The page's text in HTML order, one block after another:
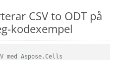
CSV to ODT på
kodexempel
Aspose.Cells